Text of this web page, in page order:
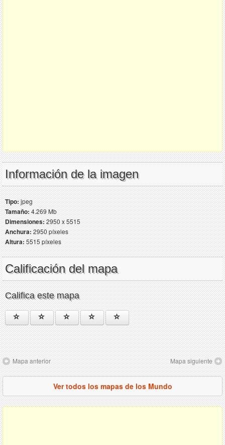
Información de la imagen
Tipo:jpeg
Tamaño:4.269 Mb
Dimensiones:2950 x 5515
Anchura:2950 píxeles
Altura:5515 píxeles
Calificación del mapa
Califica este mapa
Mapa anterior Mapa siguiente
Ver todos los mapas de los Mundo